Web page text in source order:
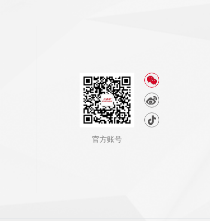
官方账号